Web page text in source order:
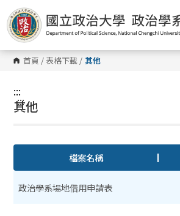
跳
到
主
要
內
容
區 首頁 / 表格下載 / 其他
:::
:::
其他
檔案名稱
政治學系場地借用申請表